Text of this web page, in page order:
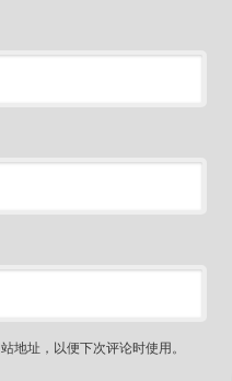
地址，以便下次评论时使用。